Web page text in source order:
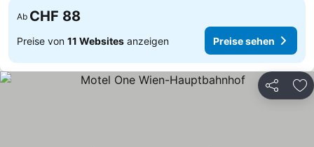
Ab CHF 88
Preise von 11 Websites anzeigen Preise sehen
Teilen